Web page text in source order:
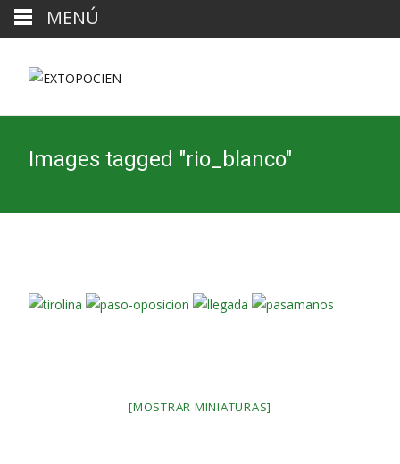
Images tagged "rio_blanco"
[MOSTRAR MINIATURAS]
MENÚ